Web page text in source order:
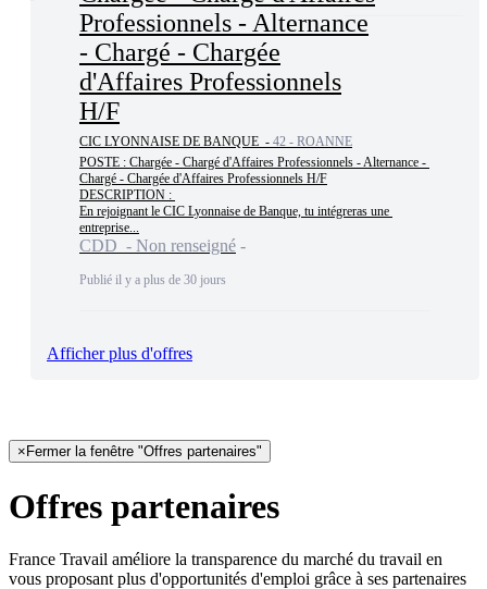
Professionnels - Alternance
- Chargé - Chargée
d'Affaires Professionnels
H/F
CIC LYONNAISE DE BANQUE - 42 - ROANNE
POSTE : Chargée - Chargé d'Affaires Professionnels - Alternance -
Chargé - Chargée d'Affaires Professionnels H/F
DESCRIPTION :
En rejoignant le CIC Lyonnaise de Banque, tu intégreras une
entreprise...
CDD - Non renseigné
Publié il y a plus de 30 jours
Afficher plus d'offres
× Fermer la fenêtre "Offres partenaires"
Offres partenaires
France Travail améliore la transparence du marché du travail en
vous proposant plus d'opportunités d'emploi grâce à ses partenaires